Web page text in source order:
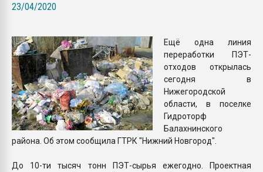
23/04/2020
Ещё одна линия
переработки ПЭТ-
отходов открылась
сегодня в
Нижегородской
области, в поселке
Гидроторф
Балахнинского
района. Об этом сообщила ГТРК "Нижний Новгород".
До 10-ти тысяч тонн ПЭТ-сырья ежегодно. Проектная